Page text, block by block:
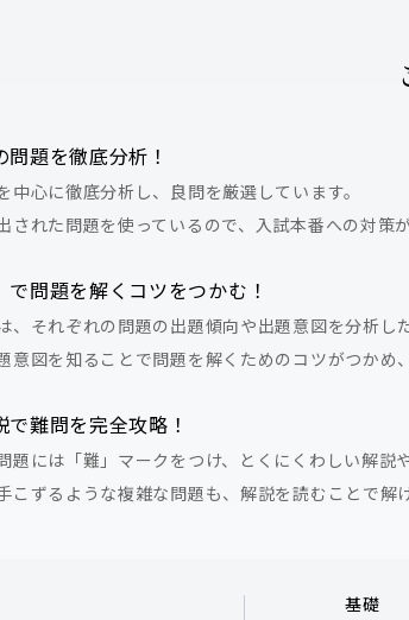
題を徹底分析！
中心に徹底分析し、良問を厳選しています。
された問題を使っているので、入試本番への対策が
で問題を解くコツをつかむ！
、それぞれの問題の出題傾向や出題意図を分析し
意図を知ることで問題を解くためのコツがつかめ
で難問を完全攻略！
題には「難」マークをつけ、とくにくわしい解説
こずるような複雑な問題も、解説を読むことで解
基礎